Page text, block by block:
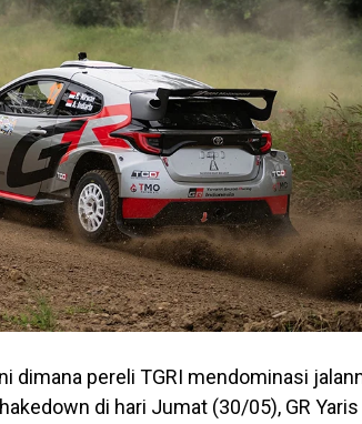
dimana pereli TGRI mendominasi
di hari Jumat (30/05), GR